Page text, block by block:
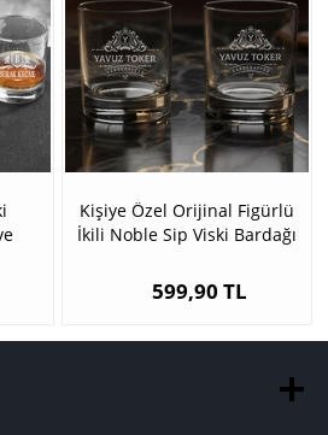
Kişiye Özel Orijinal Figürlü
İkili Noble Sip Viski Bardağı
599,90 TL